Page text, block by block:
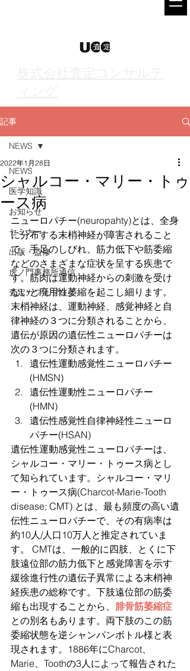
記事
NEWS
医学知識
お知らせ
セミナー
出版・監修
虎ノ門事務所通信
査定カフェブログ
NEWS
シャルコー・マリー・トゥ
ース病
2022年1月28日
ニューロパチー(neuropahty)とは、全身
に分布する末梢神経が障害されること
で、手足のしびれ、筋力低下や筋委縮
などのさまざまな症状を呈する疾患で
す。筋肉は運動神経からの刺激を受け
ないと廃用性萎縮を起こし細ります。
末梢神経は、運動神経、感覚神経と自
律神経の３つに分類されることから、
遺伝が原因の遺伝性ニューロパチーは
次の３つに分類されます。
遺伝性運動感覚性ニューロパチー
(HMSN)
遺伝性運動性ニューロパチー
(HMN)
遺伝性感覚性自律神経性ニューロ
パチー(HSAN)
遺伝性運動感覚性ニューロパチーは、
シャルコー・マリー・トゥース病とし
て知られています。シャルコー・マリ
ー・トゥース病(Charcot-Marie-Tooth
disease; CMT) とは、最も頻度の高い遺
伝性ニューロパチーで、その有病率は
約10人/人口10万人と推定されていま
す。 CMTは、一般的に四肢、とくに下
肢遠位部の筋力低下と感覚障害を示す
緩徐進行性の遺伝子異常による末梢神
経疾患の総称です。下肢遠位部の筋委
縮も出現することから、 腓骨筋萎縮症
との別名もあります。両下肢のこの筋
委縮状態を逆シャンパンボトル様と表
現されます。1886年にCharcot、
Marie、Toothの3人によって報告された